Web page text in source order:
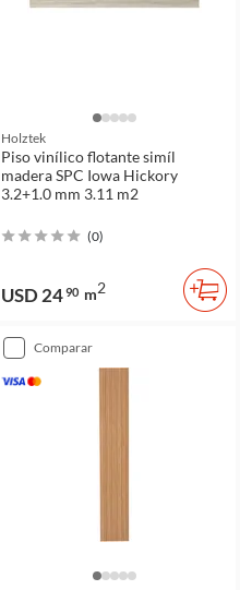
Holztek
Piso vinílico flotante simíl
madera SPC Iowa Hickory
3.2+1.0 mm 3.11 m2
(0)
USD 2490 m2
comparar